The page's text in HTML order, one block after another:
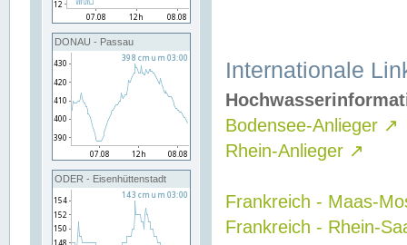
DONAU - Passau
ODER - Eisenhüttenstadt
Internationale
Bodensee-Anlieger ↗
Rhein-Anlieger ↗
Frankreich - Maas-
Frankreich - Rhein-